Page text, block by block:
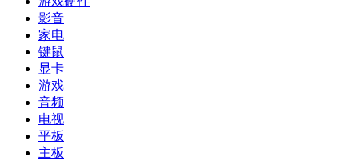
影音
家电
键鼠
显卡
游戏
音频
电视
平板
主板